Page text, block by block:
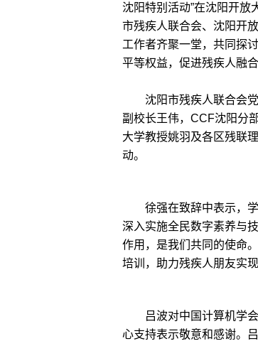
沈阳特别活动”在沈阳开
市残疾人联合会、沈阳开
工作者齐聚一堂，共同探
平等权益，促进残疾人融
沈阳市残疾人联合会党
副校长王伟，CCF沈阳分
大学教授姚羽及各区残联
动。
徐强在致辞中表示，学
深入实施全民数字素养与
作用，是我们共同的使命
培训，助力残疾人朋友实
吕波对中国计算机学会
心支持表示敬意和感谢。